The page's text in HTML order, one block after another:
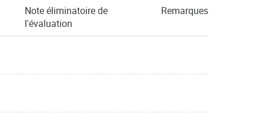
Note éliminatoire de
l'évaluation
Remarques